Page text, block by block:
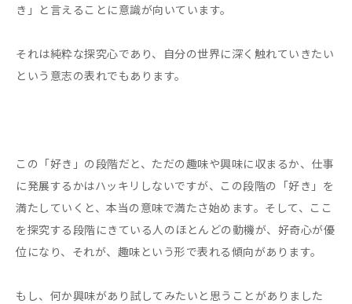
き」と言えることに意識が向いています。
それは純粋な探究心であり、自分の世界に深く触れていきたい
という意志の表れでもあります。
この「好き」の段階だと、ただの趣味や興味に収まるか、仕事
に発展するかはハッキリしないですが、この段階の「好き」を
満たしていくと、本当の意味で満たさ始めます。そして、ここ
を探究する段階にきている人のほとんどの動機が、好奇心が優
位になり、それが、趣味という形で表れる傾向があります。
もし、何か興味があり試してみたいと思うことがありました